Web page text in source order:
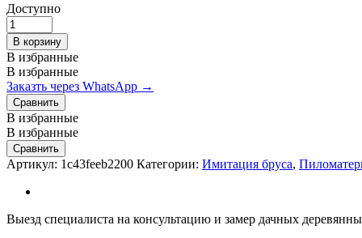
Доступно
Имитация
бруса
21х170х4000
мм
сорт
АБ
quantity
В корзину
В избранные
В избранные
Заказть через WhatsApp →
Сравнить
В избранные
В избранные
Сравнить
Артикул: 1c43feeb2200 Категории: Имитация бруса,
Выезд специалиста на консультацию и замер дачных